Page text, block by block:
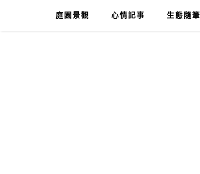
庭園景觀 心情記事 生態隨筆